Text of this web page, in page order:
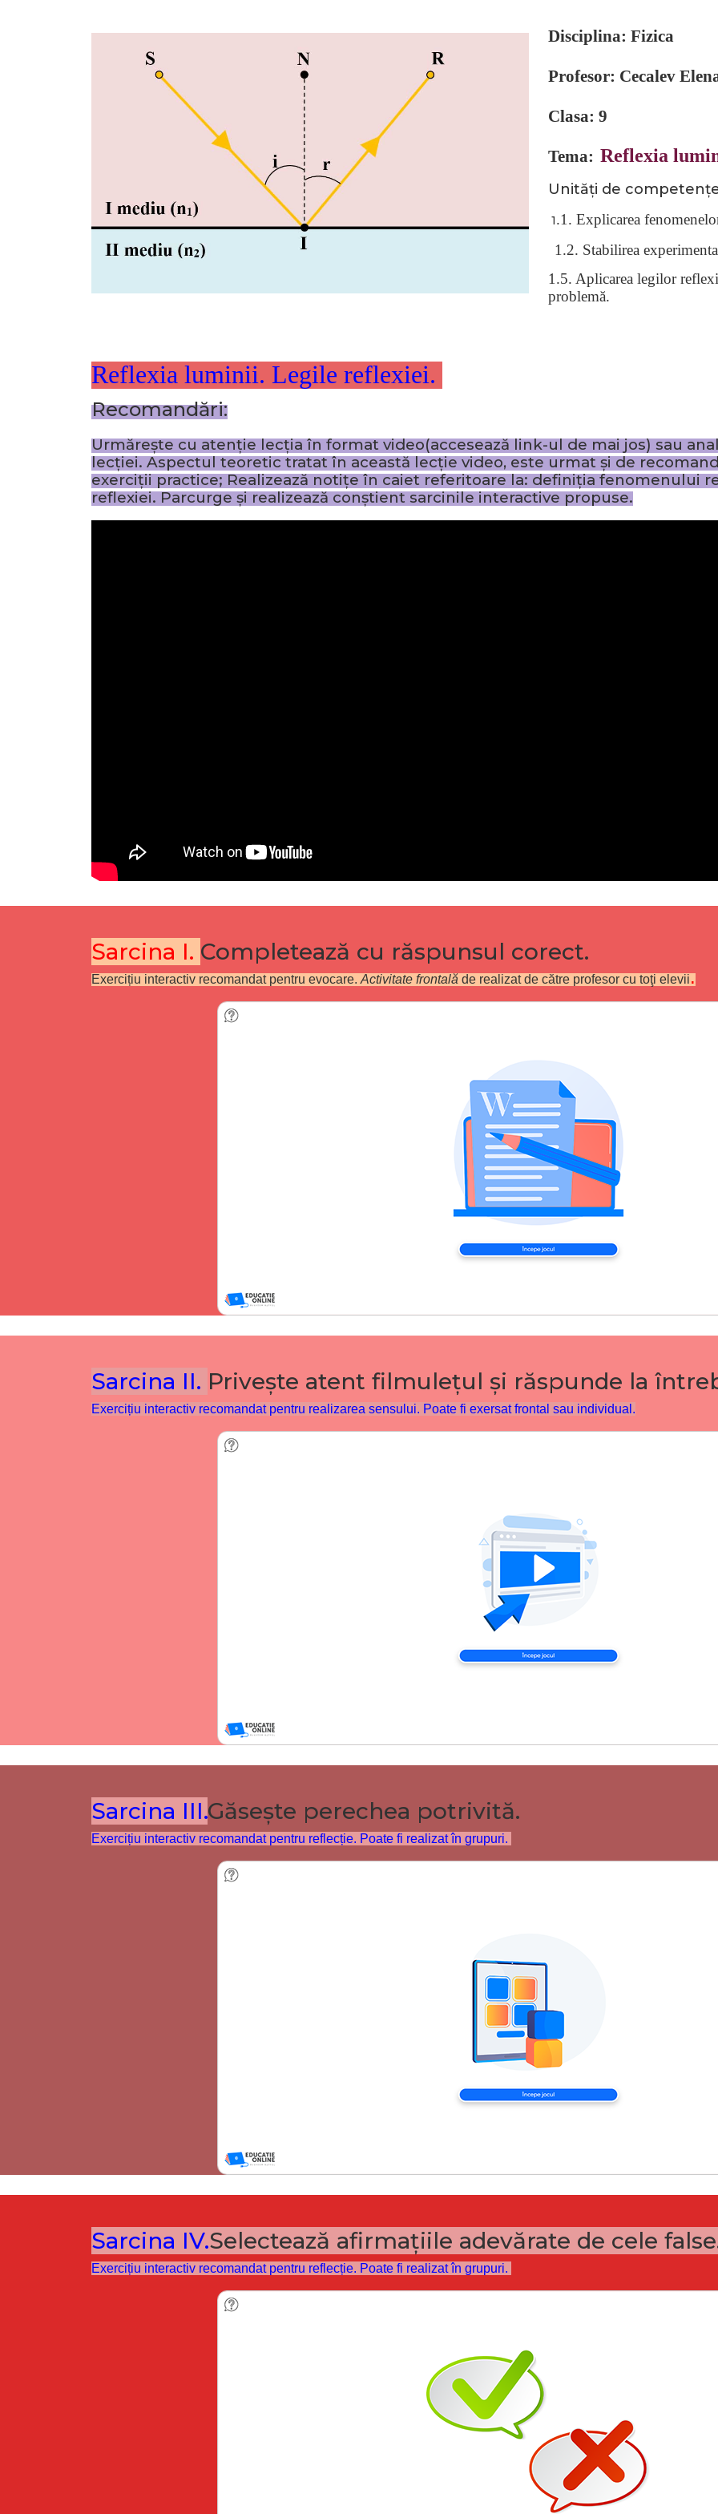
Disciplina: Fizica
Profesor: Cecalev
Clasa: 9
Tema: Reflexia
Unități de
1.1. Explicarea
1.2. Stabilirea
1.5. Aplicarea legilor
problemă.
Reflexia luminii. Legile reflexiei.
Recomandări:
Urmărește cu atenție lecția în format video(accesează link-ul de mai jos) sau
lecției. Aspectul teoretic tratat în această lecție video, este urmat și de
exerciții practice; Realizează notițe în caiet referitoare la: definiția fenomenului
reflexiei.Parcurge și realizează conștient sarcinile interactive propuse.
Sarcina I. Completează cu răspunsul corect.
Exercițiu interactiv recomandat pentru evocare. Activitate frontală de realizat de către profesor cu toţi elevii.
Sarcina II. Privește atent filmulețul și răspunde la
Exercițiu interactiv recomandat pentru realizarea sensului. Poate fi exersat frontal sau individual.
Sarcina III.Găsește perechea potrivită.
Exercițiu interactiv recomandat pentru reflecție. Poate fi realizat în grupuri.
Sarcina IV.Selectează afirmațiile adevărate de cele
Exercițiu interactiv recomandat pentru reflecție. Poate fi realizat în grupuri.